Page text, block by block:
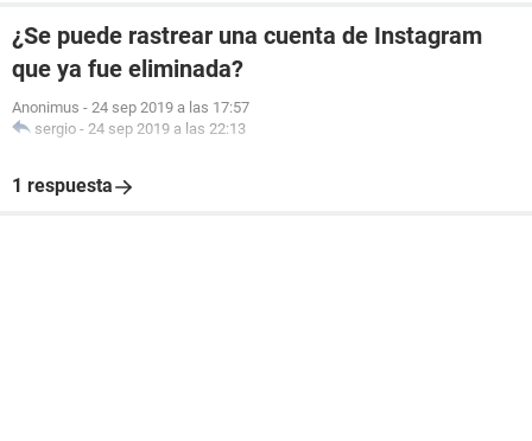
¿Se puede rastrear una cuenta de Instagram
que ya fue eliminada?
Anonimus - 24 sep 2019 a las 17:57
sergio - 24 sep 2019 a las 22:13
1 respuesta